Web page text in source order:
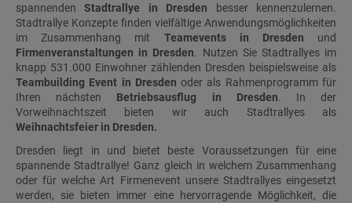
spannendenStadtrallye in Dresden besser kennenzulernen.
Stadtrallye Konzepte finden vielfältige Anwendungsmöglichkeiten
im Zusammenhang mit Teamevents in Dresden und
Firmenveranstaltungen in Dresden. Nutzen Sie Stadtrallyesim
knapp 531.000 Einwohner zählenden Dresden beispielsweise als
Teambuilding Event in Dresden oder als Rahmenprogramm für
Ihren nächsten Betriebsausflug in Dresden. In der
Vorweihnachtszeit bieten wir auch Stadtrallyes als
Weihnachtsfeier in Dresden.
Dresden liegt in und bietet beste Voraussetzungen für eine
spannende Stadtrallye! Ganz gleich in welchem Zusammenhang
oder für welche Art Firmenevent unsere Stadtrallyes eingesetzt
werden, sie bieten immer eine hervorragende Möglichkeit, die